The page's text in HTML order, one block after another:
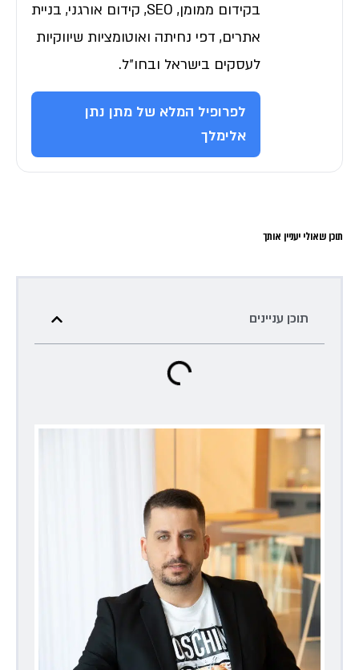
בקידום ממומן, SEO, קידום אורגני, בניית
אתרים, דפי נחיתה ואוטומציות שיווקיות
לעסקים בישראל ובחו״ל.
לפרופיל המלא של מתן נתן
אלימלך
תוכן שאולי יעניין אותך
תוכן עניינים